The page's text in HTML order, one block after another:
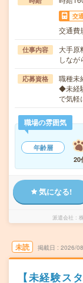
交
交通費
仕事内容
大手原
しな
応募資格
職種未
◆未経
で気軽
職場の雰囲気
年齢層
20
気になる!
派遣会社
未読 掲載日 2026/
【未経験ス